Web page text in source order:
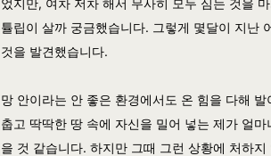
었지만, 여차 저차 해서 무사히 모두 심는 것을
튤립이 살까 궁금했습니다. 그렇게 몇달이 지난
것을 발견했습니다.
망 안이라는 안 좋은 환경에서도 온 힘을 다해
춥고 딱딱한 땅 속에 자신을 밀어 넣는 제가 얼
을 것 같습니다. 하지만 그때 그런 상황에 처하